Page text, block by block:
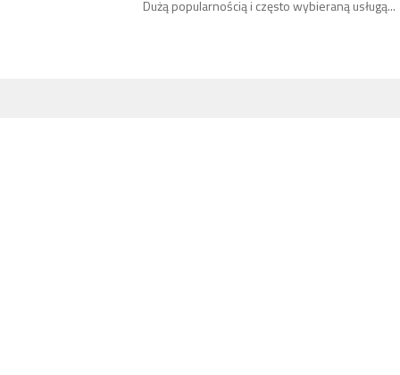
Dużą popularnością i często wybieraną usługą...